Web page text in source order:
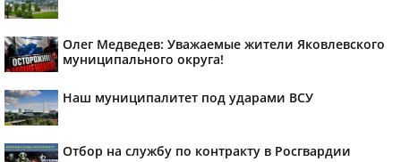
Олег Медведев: Уважаемые жители Яковлевского
муниципального округа!
Наш муниципалитет под ударами ВСУ
Отбор на службу по контракту в Росгвардии